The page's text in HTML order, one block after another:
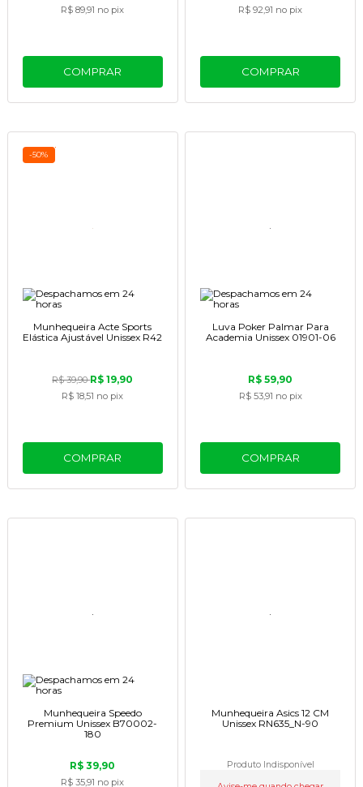
R$ 89,91 no pix
COMPRAR
R$ 92,91 no pix
COMPRAR
-50%
Munhequeira Acte Sports
Elástica Ajustável Unissex R42
R$ 39,90R$ 19,90
R$ 18,51 no pix
COMPRAR
Luva Poker Palmar Para
Academia Unissex 01901-06
R$ 59,90
R$ 53,91 no pix
COMPRAR
Munhequeira Speedo
Premium Unissex B70002-
180
R$ 39,90
R$ 35,91 no pix
Munhequeira Asics 12 CM
Unissex RN635_N-90
Produto Indisponível